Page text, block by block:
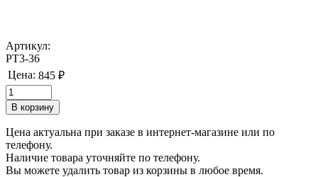
Артикул:
PT3-36
Цена: 845 ₽
Цена актуальна при заказе в интернет-магазине или по
телефону.
Наличие товара уточняйте по телефону.
Вы можете удалить товар из корзины в любое время.